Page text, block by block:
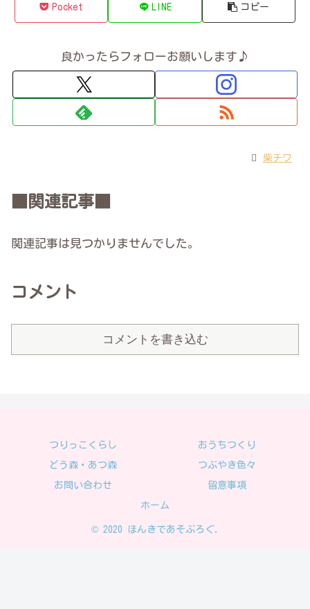
Pocket LINE コピー
良かったらフォローお願いします♪
柴チワ
■関連記事■
関連記事は見つかりませんでした。
コメント
コメントを書き込む
つりっこくらし おうちつくり
どう森・あつ森 つぶやき色々
お問い合わせ 留意事項
ホーム
© 2020 ほんきであそぶろぐ.